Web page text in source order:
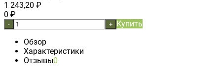
1 243,20 ₽
0 ₽
- + Купить
Обзор
Характеристики
Отзывы0